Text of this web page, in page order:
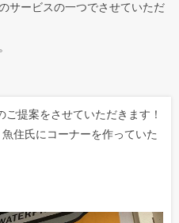
サービスの一つでさせていただ
提案をさせていただきます！
住氏にコーナーを作っていた